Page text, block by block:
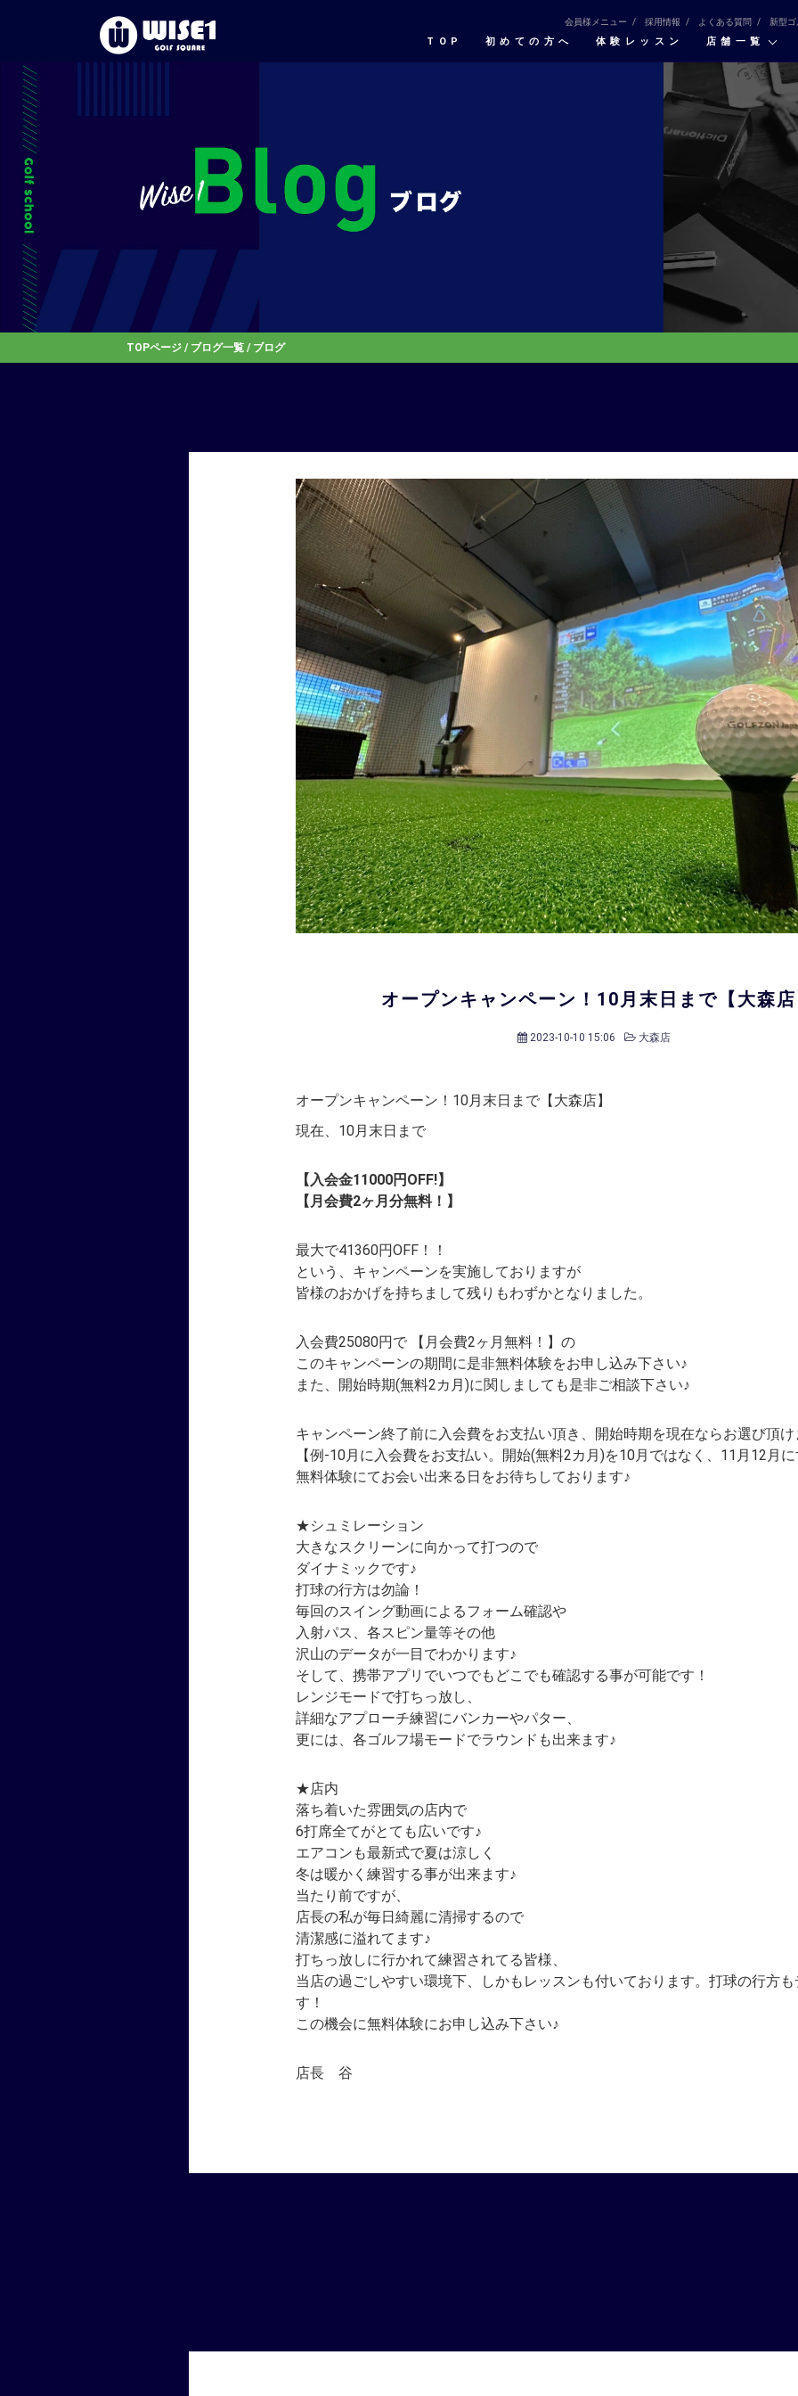
会員様メニュー 採用情報 よくある質問 新型ゴ
TOP 初めての⽅へ 体験レッスン 店舗一覧
TOPページ / ブログ一覧 / ブログ
オープンキャンペーン！10月末日まで【大森
2023-10-10 15:06 大森店
オープンキャンペーン！10月末日まで【大森店】
現在、10月末日まで
【入会金11000円OFF!】
【月会費2ヶ月分無料！】
最大で41360円OFF！！
という、キャンペーンを実施しておりますが
皆様のおかげを持ちまして残りもわずかとなりました。
入会費25080円で 【月会費2ヶ月無料！】の
このキャンペーンの期間に是非無料体験をお申し込み下さい♪
また、開始時期(無料2カ月)に関しましても是非ご相談下さい♪
キャンペーン終了前に入会費をお支払い頂き、開始時期を現在ならお選び頂
【例-10月に入会費をお支払い。開始(無料2カ月)を10月ではなく、11月12月
無料体験にてお会い出来る日をお待ちしております♪
★シュミレーション
大きなスクリーンに向かって打つので
ダイナミックです♪
打球の行方は勿論！
毎回のスイング動画によるフォーム確認や
入射パス、各スピン量等その他
沢山のデータが一目でわかります♪
そして、携帯アプリでいつでもどこでも確認する事が可能です！
レンジモードで打ちっ放し、
詳細なアプローチ練習にバンカーやパター、
更には、各ゴルフ場モードでラウンドも出来ます♪
★店内
落ち着いた雰囲気の店内で
6打席全てがとても広いです♪
エアコンも最新式で夏は涼しく
冬は暖かく練習する事が出来ます♪
当たり前ですが、
店長の私が毎日綺麗に清掃するので
清潔感に溢れてます♪
打ちっ放しに行かれて練習されてる皆様、
当店の過ごしやすい環境下、しかもレッスンも付いております。打球の行方
す！
この機会に無料体験にお申し込み下さい♪
店長 谷